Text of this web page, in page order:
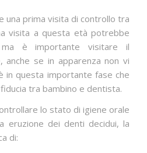
una prima visita di controllo tra
visita a questa età potrebbe
ma è importante visitare il
anche se in apparenza non vi
in questa importante fase che
tra bambino e dentista.
lo stato di igiene orale
eruzione dei denti decidui, la
di: